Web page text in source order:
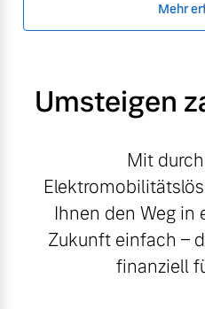
Mehr
Umsteigen
Mit
Ihnen den Weg in
Zukunft einfach –
finanziell